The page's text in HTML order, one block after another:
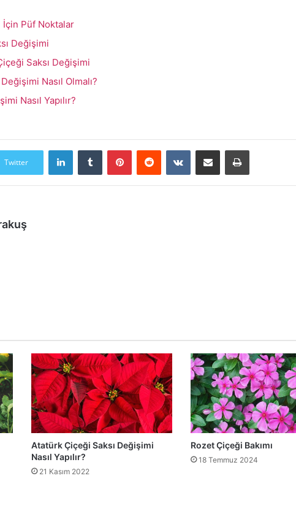
İçin Püf Noktalar
Değişimi
Saksı Değişimi
Nasıl Olmalı?
Nasıl Yapılır?
Twitter
LinkedInTumblr PinterestReddit VKontakteE-Posta ile paylaş Yazdır
Atatürk Çiçeği Saksı Değişimi
Nasıl Yapılır?
21 Kasım 2022
Rozet Çiçeği Bakımı
18 Temmuz 2024